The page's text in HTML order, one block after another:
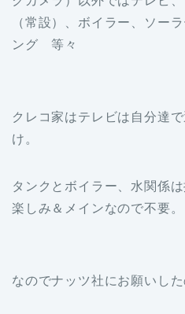
（常設）、ボイラー、ソー
ング 等々
クレコ家はテレビは自分達
け。
タンクとボイラー、水関係
楽しみ＆メインなので不要。
なのでナッツ社にお願いした